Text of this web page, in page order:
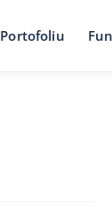
Portofoliu